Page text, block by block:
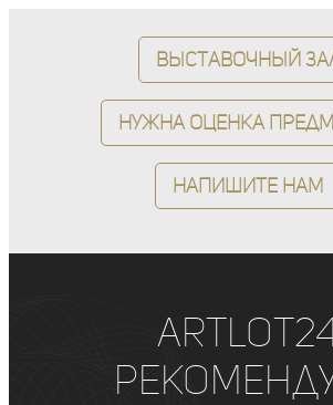
Выставочный
Нужна оценка
Напишите нам